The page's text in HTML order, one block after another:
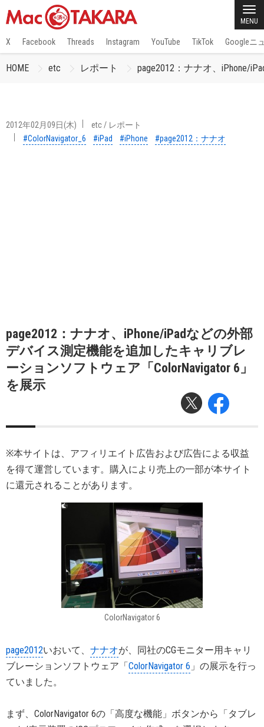
MENU
X Facebook Threads Instagram YouTube TikTok Googleニ
HOME etc レポート page2012：ナナオ、iPhone/
2012年02月09日(木) etc/ レポート
#ColorNavigator_6
#iPad #iPhone #page2012：ナナオ
page2012：ナナオ、iPhone/iPadなどの外部
デバイス測定機能を追加したキャリブレ
ーションソフトウェア「ColorNavigator 6」
を展示
※本サイトは、アフィリエイト広告および広告による収益
を得て運営しています。購入により売上の一部が本サイト
に還元されることがあります。
ColorNavigator 6
page2012いおいて、 ナナオが、同社のCGモニター用キャリ
ブレーションソフトウェア「ColorNavigator 6 」の展示を行っ
ていました。
まず、ColorNavigator 6の「高度な機能」ボタンから「タブレ